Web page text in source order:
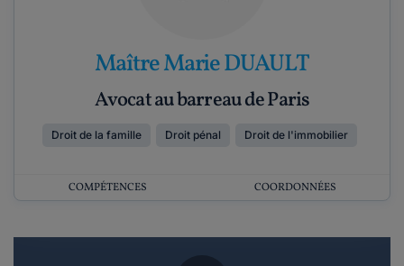
Maître Marie DUAULT
Avocat au barreau de Paris
Droit de la famille Droit pénal Droit de l'immobilier
COMPÉTENCES COORDONNÉES